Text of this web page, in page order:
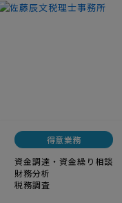
得意業務
資金調達・資金繰り相談
財務分析
税務調査